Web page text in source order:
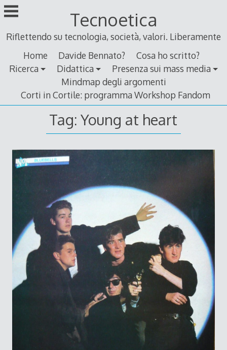
Skip
to
Tecnoetica
Riflettendo su tecnologia, società, valori. Liberamente
Home
Davide Bennato?
Cosa ho scritto?
Ricerca
Didattica
Presenza sui mass media
Mindmap degli argomenti
Corti in Cortile: programma Workshop Fandom
Tag:Young at heart